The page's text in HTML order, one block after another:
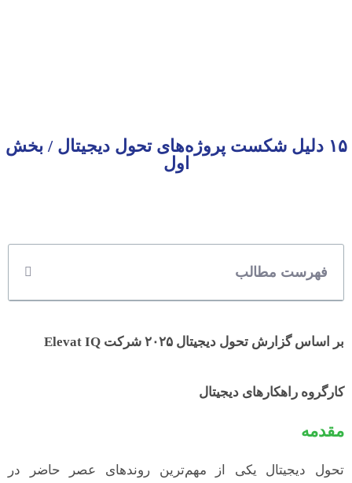
۱۵ دلیل شکست پروژه‌های تحول دیجیتال / بخش
اول
فهرست مطالب
بر اساس گزارش تحول دیجیتال ۲۰۲۵ شرکت Elevat IQ
کارگروه راهکارهای دیجیتال
مقدمه
تحول دیجیتال یکی از مهم‌ترین روندهای عصر حاضر در